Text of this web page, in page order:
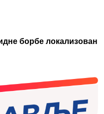
борбе локализован